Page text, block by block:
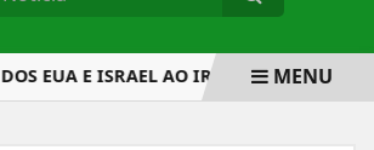
EUA E ISRAEL AO IRÃ E FAZ APELO
MENU